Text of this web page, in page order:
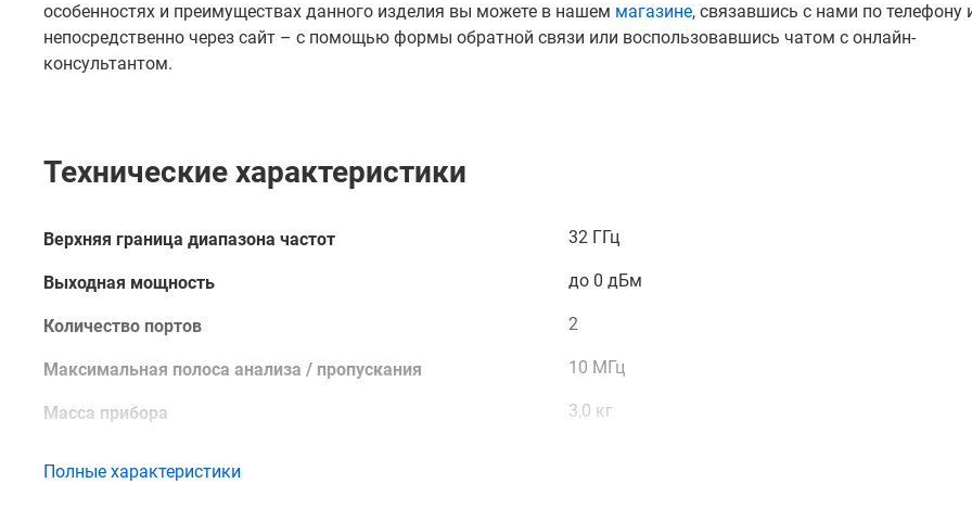
особенностях и преимуществах данного изделия вы можете в нашем магазине, связавшись с нами по телефону
непосредственно через сайт – с помощью формы обратной связи или воспользовавшись чатом с онлайн-
консультантом.
Технические характеристики
Верхняя граница диапазона частот 32 ГГц
Выходная мощность до 0 дБм
Количество портов 2
Максимальная полоса анализа / пропускания 10 МГц
Масса прибора 3,0 кг
Полные характеристики